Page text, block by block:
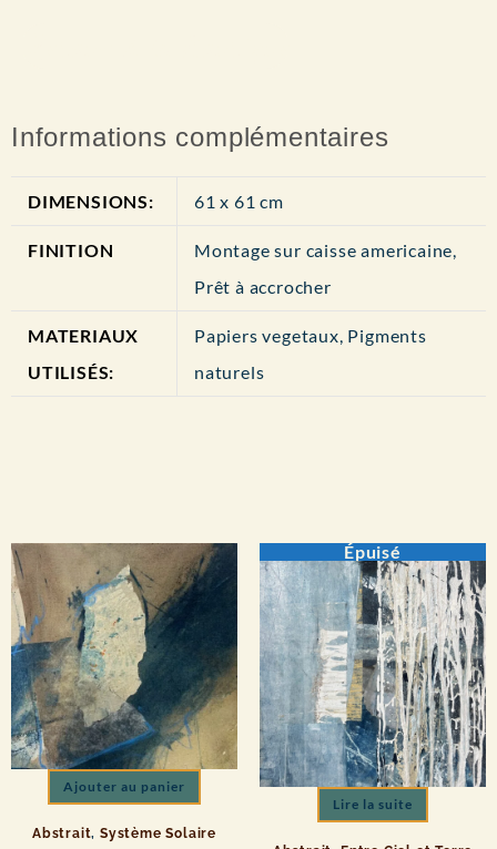
Informations complémentaires
DIMENSIONS: 61 x 61 cm
FINITION
Montage sur caisse americaine,
Prêt à accrocher
MATERIAUX
UTILISÉS:
Papiers vegetaux, Pigments
naturels
Ajouter au panier
Abstrait, Système Solaire
Épuisé
Lire la suite